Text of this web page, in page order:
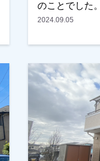
のことでした
いてたみたい
た。塗装以外
ことでしたの
した。仕上り
の事で、大変
にありがとう
部市・野田市
のお客様、ま
2024.09.05